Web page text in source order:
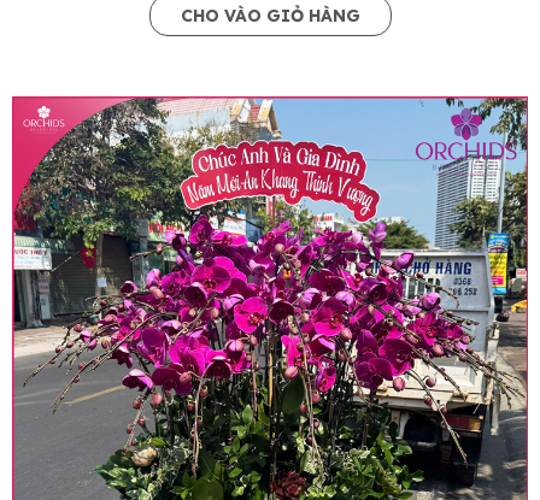
CHO VÀO GIỎ HÀNG